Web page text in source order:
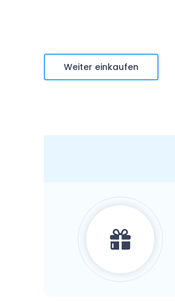
Weiter einkaufen